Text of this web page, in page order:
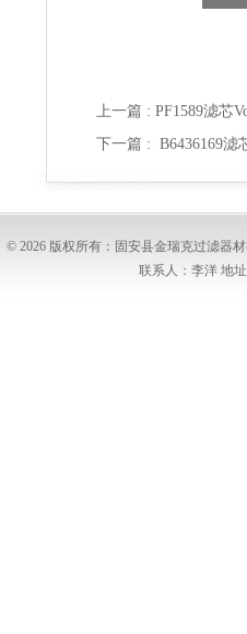
上一篇 : PF1589滤芯
下一篇 : B6436169滤
© 2026 版权所有：固安县金瑞克过滤器
联系人：李洋 地